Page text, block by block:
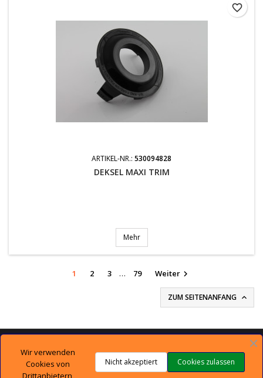
ARTIKEL-NR.: 530094828
DEKSEL MAXI TRIM
Mehr
favorite_border
1 2 3 … 79 Weiter 
ZUM SEITENANFANG 
TECHNISCHER SUPPORT 
UNTERNEHMEN 
Wir verwenden
Cookies von
Drittanbietern,
Cookies zulassen
Nicht akzeptiert